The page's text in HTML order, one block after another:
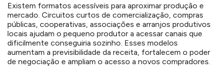
Existem formatos acessíveis para aproximar produção e
mercado. Circuitos curtos de comercialização, compras
públicas, cooperativas, associações e arranjos produtivos
locais ajudam o pequeno produtor a acessar canais que
dificilmente conseguiria sozinho. Esses modelos
aumentam a previsibilidade da receita, fortalecem o poder
de negociação e ampliam o acesso a novos compradores.